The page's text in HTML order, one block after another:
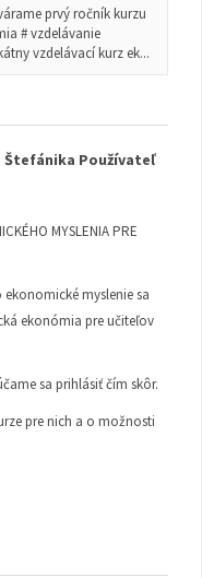
prvý ročník kurzu
# vzdelávanie
vzdelávací kurz ek...
Štefánika Používateľ
MYSLENIA PRE
myslenie sa
ekonómia pre učiteľov
sa prihlásiť čím skôr.
pre nich a o možnosti